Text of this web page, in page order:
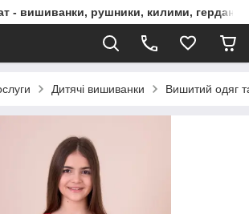
- вишиванки, рушники, килими, гердани,
Дитячі вишиванки Вишитий одяг